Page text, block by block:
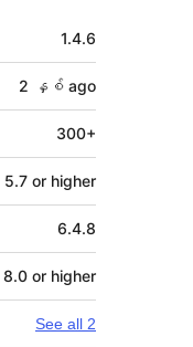
1.4.6
2 နှစ် ago
300+
5.7 or higher
6.4.8
8.0 or higher
See all 2